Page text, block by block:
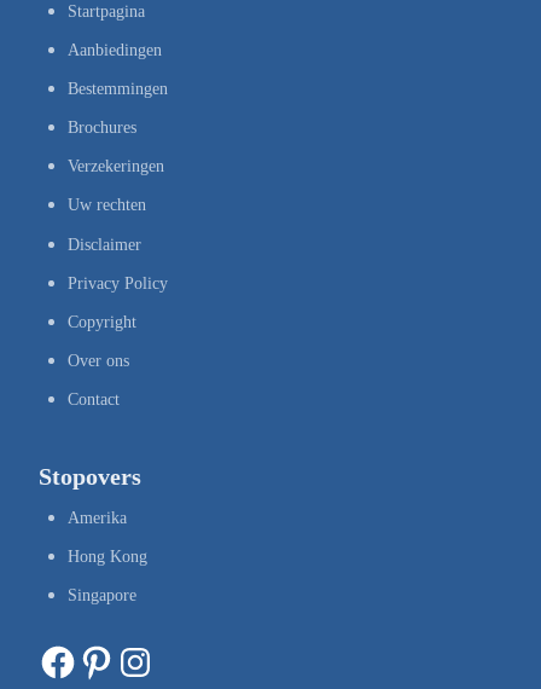
Startpagina
Aanbiedingen
Bestemmingen
Brochures
Verzekeringen
Uw rechten
Disclaimer
Privacy Policy
Copyright
Over ons
Contact
Stopovers
Amerika
Hong Kong
Singapore
Facebook Pinterest Instagram